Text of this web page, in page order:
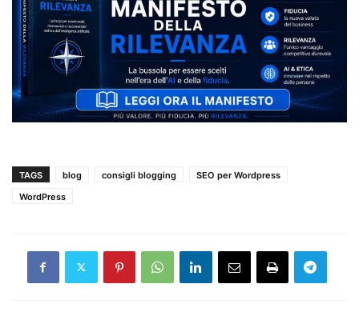
TAGS blog consigli blogging
SEO per Wordpress
WordPress